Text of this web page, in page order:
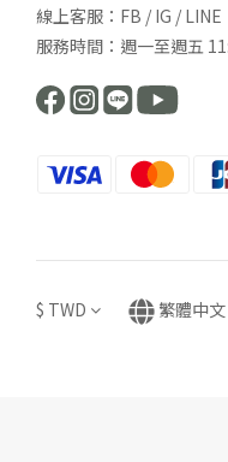
線上客服：FB / IG / LINE
服務時間：週一至週五
$ TWD 繁體中文